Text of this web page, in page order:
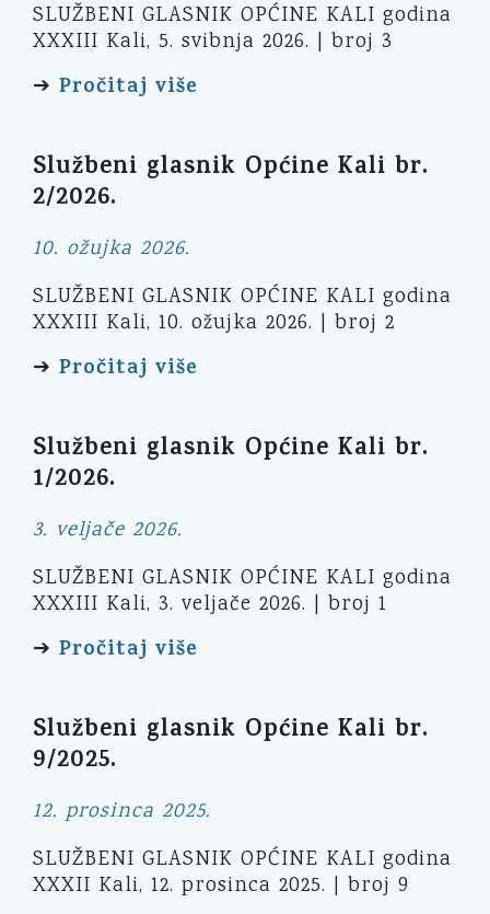
SLUŽBENI GLASNIK OPĆINE KALI godina
XXXIII Kali, 5. svibnja 2026. | broj 3
➔ Pročitaj više
Službeni glasnik Općine Kali br.
2/2026.
10. ožujka 2026.
SLUŽBENI GLASNIK OPĆINE KALI godina
XXXIII Kali, 10. ožujka 2026. | broj 2
➔ Pročitaj više
Službeni glasnik Općine Kali br.
1/2026.
3. veljače 2026.
SLUŽBENI GLASNIK OPĆINE KALI godina
XXXIII Kali, 3. veljače 2026. | broj 1
➔ Pročitaj više
Službeni glasnik Općine Kali br.
9/2025.
12. prosinca 2025.
SLUŽBENI GLASNIK OPĆINE KALI godina
XXXII Kali, 12. prosinca 2025. | broj 9